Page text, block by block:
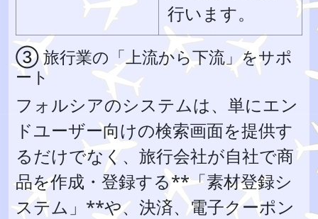
行います。
③ 旅行業の「上流から下流」をサポ
ート
フォルシアのシステムは、単にエン
ドユーザー向けの検索画面を提供す
るだけでなく、旅行会社が自社で商
品を作成・登録する**「素材登録シ
ステム」**や、決済、電子クーポン